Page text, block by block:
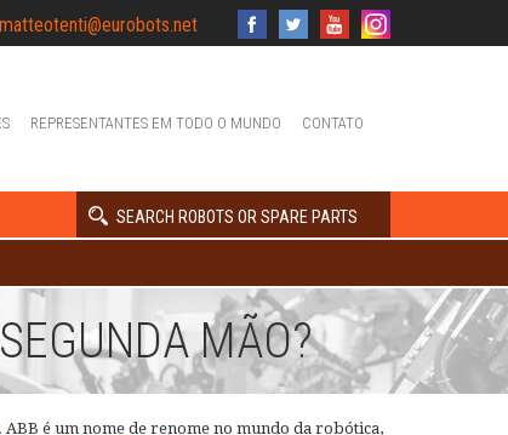
matteotenti@eurobots.net
REPRESENTANTES EM TODO O MUNDO CONTATO
SEARCH ROBOTS OR SPARE PARTS
MÃO?
é um nome de renome no mundo da robótica,